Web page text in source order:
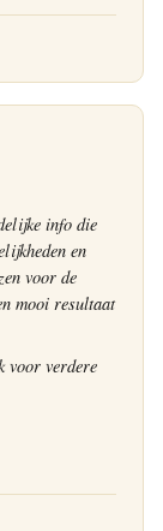
info die
en
voor de
mooi resultaat
voor verdere